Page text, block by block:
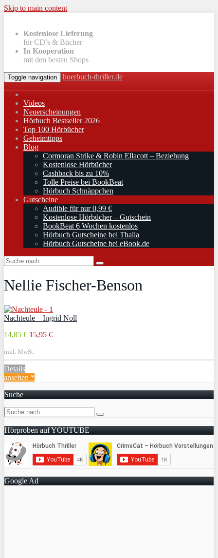
Skip to main content
Kostenlose Lieferung
für CD’s & Bücher
In Kooperation
mit den besten Shops
Toggle navigation hoerbuch-thriller.de
Videos
Neuerscheinungen
Hörbuch Bestseller 2026
Top 100 Hörbücher
Geheimtipps
Blog
Cormoran Strike & Robin Ellacott – Beziehung
Kostenlose Hörbücher
Cashback bis zu 10%
Tolle Preise bei BookBeat
Hörbuch Schnäppchen
Gutscheine
Audible für nur 0,99 €
Kostenlose Hörbücher – Gutschein
BookBeat 6 Wochen kostenlos
Hörbuch Gutscheine bei Thalia
Hörbuch Gutscheine bei eBook.de
Nellie Fischer-Benson
Nachteule – Ingrid Noll
14,85 € 15,95 €
inkl. MwSt.
Details
ansehen *
Suche
Hörproben auf YOUTUBE
Google Ad